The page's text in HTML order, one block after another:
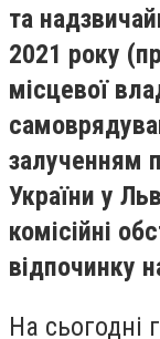
та
2021 року
місцевої
залученням
України у
комісійні
відпочинку
На сьогодні